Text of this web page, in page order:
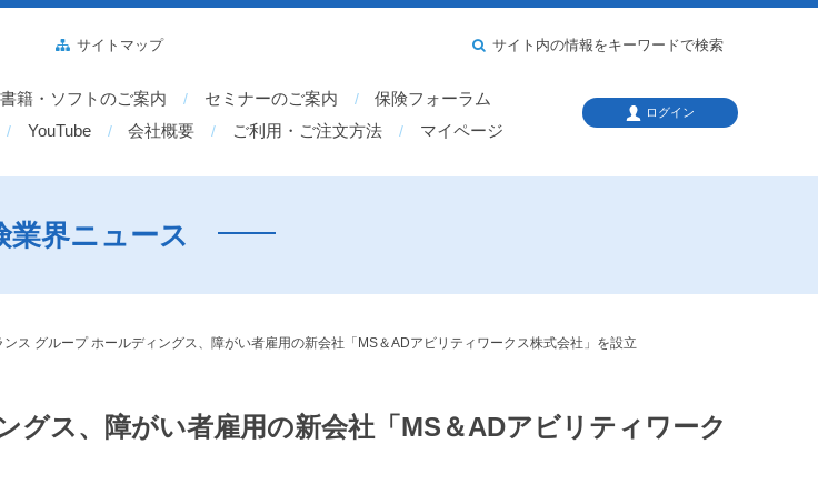
書籍・ソフトのご案内 セミナーのご案内
保険フォーラム
YouTube 会社概要 ご利用・ご注文方法
マイページ
サイトマップ サイト内の情報をキーワードで検索
ログイン
業界ニュース
ス グループ ホールディングス、障がい者雇用の新会社「MS＆ADアビリティワークス株式会社」を設立
ス、障がい者雇用の新会社「MS＆ADアビリティワーク